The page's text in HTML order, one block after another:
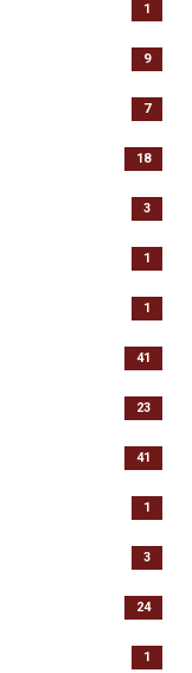
1
9
7
18
3
1
1
41
23
41
1
3
24
1